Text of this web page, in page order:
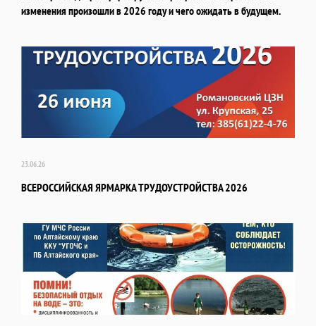
изменения произошли в 2026 году и чего ожидать в будущем.
23.06.26
ВСЕРОССИЙСКАЯ ЯРМАРКА ТРУДОУСТРОЙСТВА 2026